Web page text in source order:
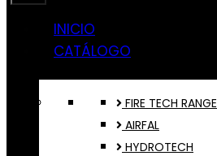
INICIO
CATÁLOGO
FIRE TECH RANGE
AIRFAL
HYDROTECH